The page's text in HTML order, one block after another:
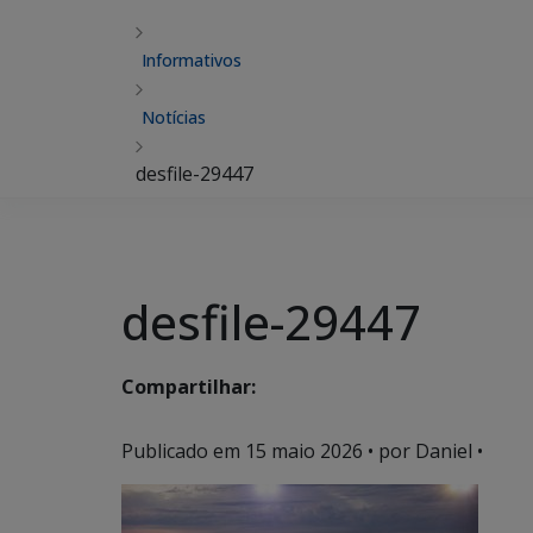
Informativos
Notícias
desfile-29447
desfile-29447
Compartilhar:
Publicado em 15 maio 2026 • por Daniel •